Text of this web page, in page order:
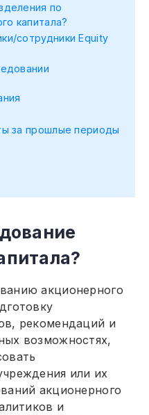
по
капитала?
сотрудники Equity
за прошлые периоды
акционерного
рекомендаций и
возможностях,
или их
акционерного
и